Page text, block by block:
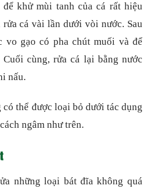
khử mùi tanh của cá rất hiệu
rửa cá vài lần dưới vòi nước. Sau
vo gạo có pha chút muối và để
cùng, rửa cá lại bằng nước
nấu.
thể được loại bỏ dưới tác dụng
ngâm như trên.
những loại bát đĩa không quá